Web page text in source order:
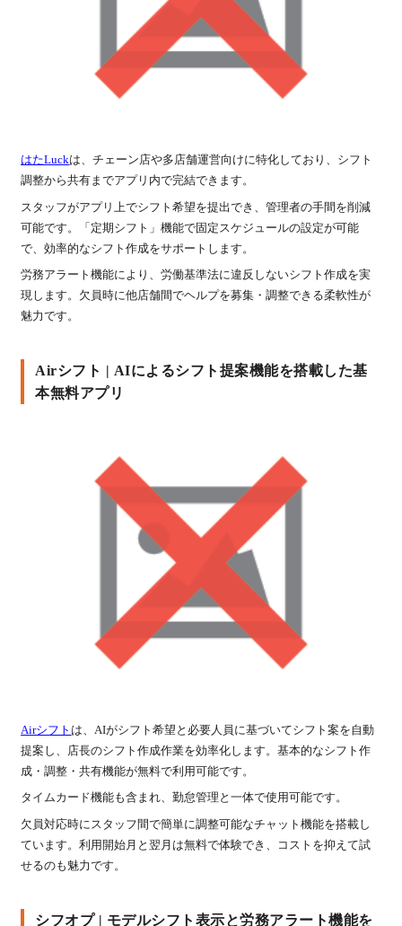
はたLuckは、チェーン店や多店舗運営向けに特化しており、シフト
調整から共有までアプリ内で完結できます。
スタッフがアプリ上でシフト希望を提出でき、管理者の手間を削減
可能です。「定期シフト」機能で固定スケジュールの設定が可能
で、効率的なシフト作成をサポートします。
労務アラート機能により、労働基準法に違反しないシフト作成を実
現します。欠員時に他店舗間でヘルプを募集・調整できる柔軟性が
魅力です。
Airシフト | AIによるシフト提案機能を搭載した基
本無料アプリ
Airシフト は、AIがシフト希望と必要人員に基づいてシフト案を自動
提案し、店長のシフト作成作業を効率化します。基本的なシフト作
成・調整・共有機能が無料で利用可能です。
タイムカード機能も含まれ、勤怠管理と一体で使用可能です。
欠員対応時にスタッフ間で簡単に調整可能なチャット機能を搭載し
ています。利用開始月と翌月は無料で体験でき、コストを抑えて試
せるのも魅力です。
シフオプ | モデルシフト表示と労務アラート機能を